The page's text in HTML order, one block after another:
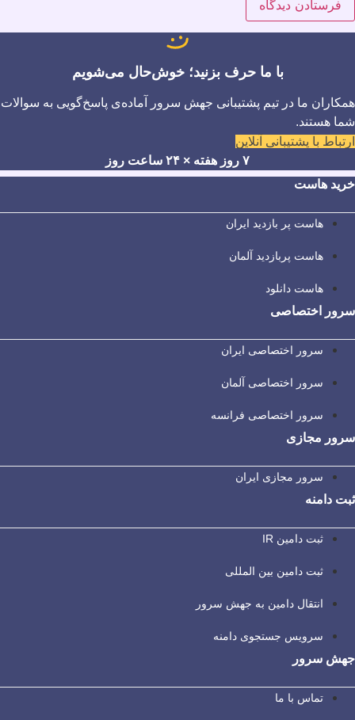
با ما حرف بزنید؛ خوش‌حال می‌شویم
همکاران ما در تیم پشتیبانی جهش سرور آماده‌ی پاسخ‌گویی به سوالات
شما هستند.
ارتباط با پشتیبانی آنلاین
۷ روز هفته × ۲۴ ساعت روز
خرید هاست
هاست پر بازدید ایران
هاست پربازدید آلمان
هاست دانلود
سرور اختصاصی
سرور اختصاصی ایران
سرور اختصاصی آلمان
سرور اختصاصی فرانسه
سرور مجازی
سرور مجازی ایران
ثبت دامنه
ثبت دامین IR
ثبت دامین بین المللی
انتقال دامین به جهش سرور
سرویس جستجوی دامنه
جهش سرور
تماس با ما